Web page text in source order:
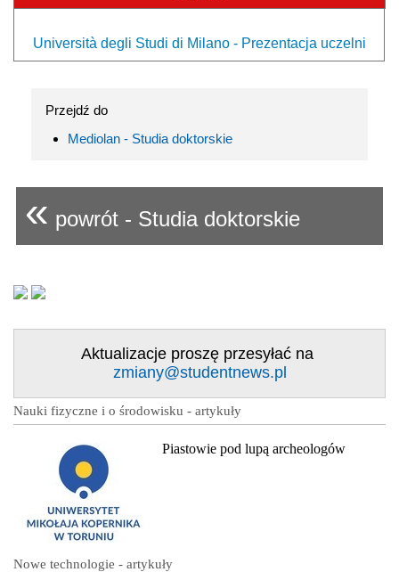
Università degli Studi di Milano - Prezentacja uczelni
Przejdź do
Mediolan - Studia doktorskie
« powrót - Studia doktorskie
Aktualizacje proszę przesyłać na
zmiany@studentnews.pl
Nauki fizyczne i o środowisku - artykuły
Piastowie pod lupą archeologów
Nowe technologie - artykuły